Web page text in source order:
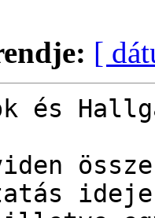
[
és